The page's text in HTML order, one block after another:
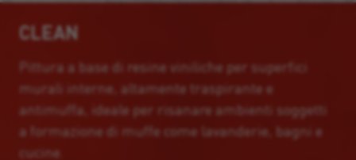
CLEAN
Pittura a base di resine viniliche per superfici
murali interne, altamente traspirante e
antimuffa, ideale per risanare ambienti soggetti
a formazione di muffe come lavanderie, bagni e
cucine.